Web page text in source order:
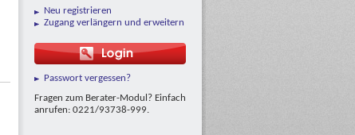
Neu registrieren
Zugang verlängern und erweitern
Passwort vergessen?
Fragen zum Berater-Modul? Einfach
anrufen: 0221/93738-999.